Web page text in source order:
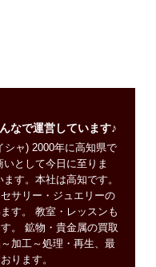
なで運営しています♪
ャ) 2000年に高知県で
として今日に至りま
す。本社は高知です。
サリー・ジュエリーの
す。 教室・レッスンも
。 鉱物・貴金属の買取
加工～処理・再生、最
ります。